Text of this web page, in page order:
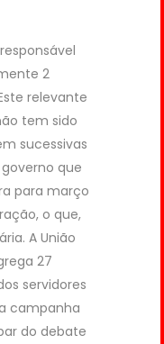
2
relevante
tem sido
sucessivas
governo que
para março
o que,
A União
27
servidores
campanha
do debate